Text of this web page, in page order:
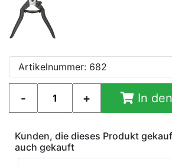
Artikelnummer: 682
In
Kunden, die dieses Produkt
auch gekauft